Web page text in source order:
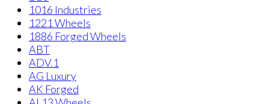
1016 Industries
1221 Wheels
1886 Forged Wheels
ABT
ADV.1
AG Luxury
AK Forged